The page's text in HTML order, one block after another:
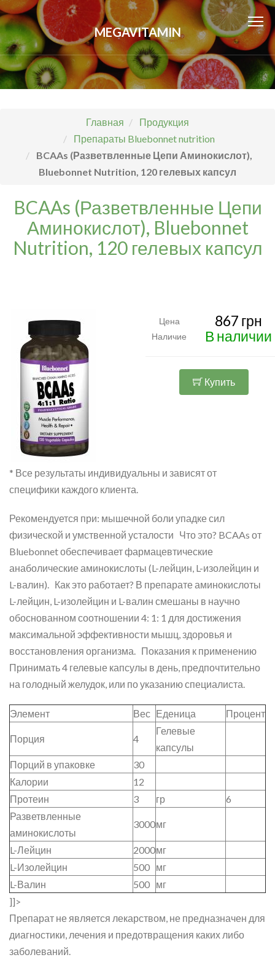
MEGAVITAMIN
Главная
Продукция
Препараты Bluebonnet nutrition
BCAAs (Разветвленные Цепи Аминокислот),
Bluebonnet Nutrition, 120 гелевых капсул
BCAAs (Разветвленные Цепи
Аминокислот), Bluebonnet
Nutrition, 120 гелевых капсул
Цена 867 грн
Наличие В наличии
Купить
* Все результаты индивидуальны и зависят от
специфики каждого клиента.
Рекомендуется при: мышечной боли упадке сил
физической и умственной усталости Что это? BCAAs от
Bluebonnet обеспечивает фармацевтические
анаболические аминокислоты (L-лейцин, L-изолейцин и
L-валин). Как это работает? В препарате аминокислоты
L-лейцин, L-изолейцин и L-валин смешаны в научно
обоснованном соотношении 4: 1: 1 для достижения
максимальной эффективности мышц, здоровья и
восстановления организма. Показания к применению
Принимать 4 гелевые капсулы в день, предпочтительно
на голодный желудок, или по указанию специалиста.
Элемент Вес Еденица Процент
Порция 4
Гелевые
капсулы
Порций в упаковке
30
Калории
12
Протеин
3 гр
6
Разветвленные
аминокислоты
3000мг
L-Лейцин 2000мг
L-Изолейцин
500 мг
L-Валин
500 мг
]]>
Препарат не является лекарством, не предназначен для
диагностики, лечения и предотвращения каких либо
заболеваний.